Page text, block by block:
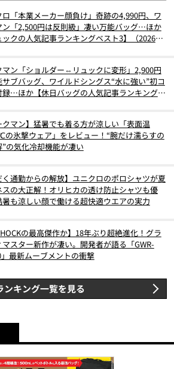
ロ「本業メーカー顔負け」奇跡の4,990円、ワ
ン「2,500円は反則級」凄い万能バッグ…ほか
ックの人気記事ランキングベスト3】（2026年
マン「ショルダー⇔リュックに変形」2,900円
サブバッグ、ワイルドシングス“水に強い”初コ
録…ほか【休日バッグの人気記事ランキングベ
クマン】猛暑でも着る方が涼しい「表面温
の氷撃ウェア」をレビュー！“腕だけ濡らすの
”の気化冷却機能が凄い
く通勤からの解放】ユニクロのポロシャツが夏
スの大正解！オリヒカの透け防止シャツも優
暑も涼しい顔で働ける超快適ウエアの実力
の最高傑作か】18年ぶり超絶進化！グラ
マスター新作が凄い。開発者が語る「GWR-
最新ムーブメントの衝撃
ンキング一覧を見る